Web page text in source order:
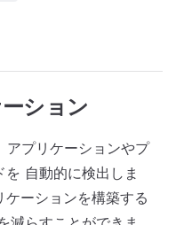
ション
アプリケーションやプ
自動的に検出しま
ーションを構築する